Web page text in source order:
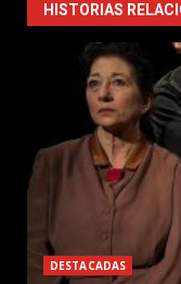
HISTORIAS
DESTACADAS